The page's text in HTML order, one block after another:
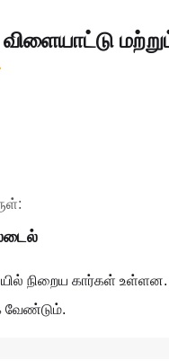
நிறைய கார்கள்
வேண்டும்.